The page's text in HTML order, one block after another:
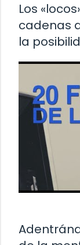
Los
cadenas
la